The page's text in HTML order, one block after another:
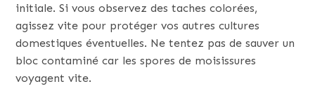
initiale. Si vous observez des taches colorées,
agissez vite pour protéger vos autres cultures
domestiques éventuelles. Ne tentez pas de sauver un
bloc contaminé car les spores de moisissures
voyagent vite.